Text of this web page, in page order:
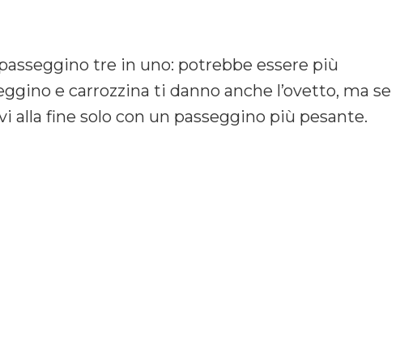
tre in uno: potrebbe essere più
e carrozzina ti danno anche l’ovetto, ma se
alla fine solo con un passeggino più pesante.